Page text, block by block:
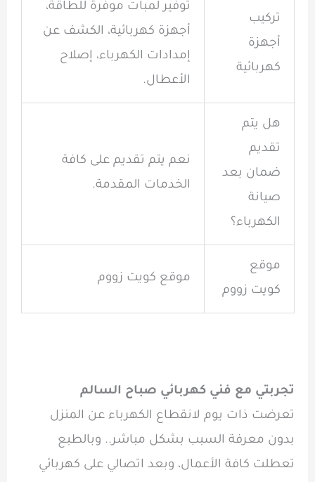
تركيب
أجهزة
كهربائية
توفير لمبات موفرة للطاقة،
أجهزة كهربائية، الكشف عن
إمدادات الكهرباء، إصلاح
الأعطال.
هل يتم
تقديم
ضمان بعد
صيانة
الكهرباء؟
نعم يتم تقديم على كافة
الخدمات المقدمة.
موقع
كويت زووم
موقع كويت زووم
تجربتي مع فني كهربائي صباح السالم
تعرضت ذات يوم لانقطاع الكهرباء عن المنزل
بدون معرفة السبب بشكل مباشر.. وبالطبع
تعطلت كافة الأعمال، وبعد اتصالي على كهربائي